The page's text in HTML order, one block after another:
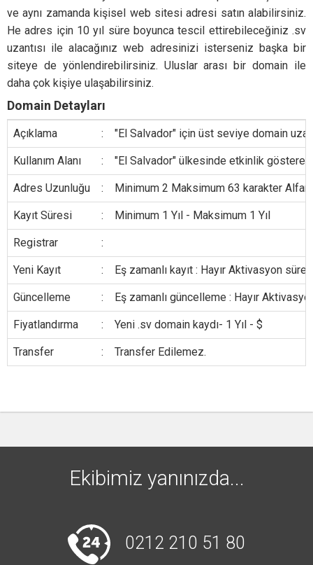
ve aynı zamanda kişisel web sitesi adresi satın alabilirsiniz.
He adres için 10 yıl süre boyunca tescil ettirebileceğiniz .sv
uzantısı ile alacağınız web adresinizi isterseniz başka bir
siteye de yönlendirebilirsiniz. Uluslar arası bir domain ile
daha çok kişiye ulaşabilirsiniz.
Domain Detayları
Açıklama : "El Salvador" için üst seviye domain
Kullanım Alanı : "El Salvador" ülkesinde etkinlik gösteren
Adres Uzunluğu : Minimum 2 Maksimum 63 karakter
Kayıt Süresi : Minimum 1 Yıl - Maksimum 1 Yıl
Registrar :
Yeni Kayıt : Eş zamanlı kayıt : Hayır Aktivasyon
Güncelleme : Eş zamanlı güncelleme : Hayır
Fiyatlandırma : Yeni .sv domain kaydı- 1 Yıl - $
Transfer : Transfer Edilemez.
Ekibimiz yanınızda...
0212 210 51 80